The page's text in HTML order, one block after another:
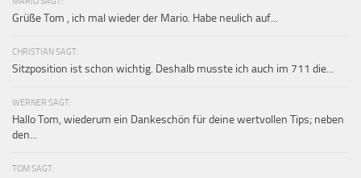
Grüße Tom , ich mal wieder der Mario. Habe neulich auf...
CHRISTIAN SAGT:
Sitzposition ist schon wichtig. Deshalb musste ich auch im 711 die...
WERNER SAGT:
Hallo Tom, wiederum ein Dankeschön für deine wertvollen Tips; neben
den...
TOM SAGT: